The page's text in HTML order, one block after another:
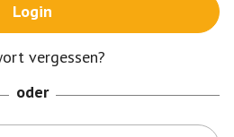
Login
vergessen?
oder